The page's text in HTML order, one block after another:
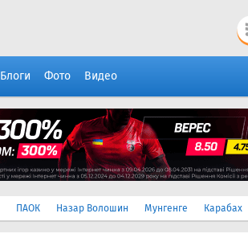
Блоги Фото Видео
ПАОК Назар Волошин Мунгенге Карабах